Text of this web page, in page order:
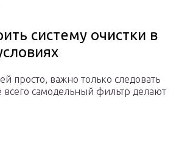
систему очистки в
просто, важно только следовать
всего самодельный фильтр делают